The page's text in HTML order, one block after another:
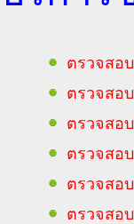
ตรวจสอ
ตรวจสอ
ตรวจสอ
ตรวจสอ
ตรวจสอ
ตรวจสอ